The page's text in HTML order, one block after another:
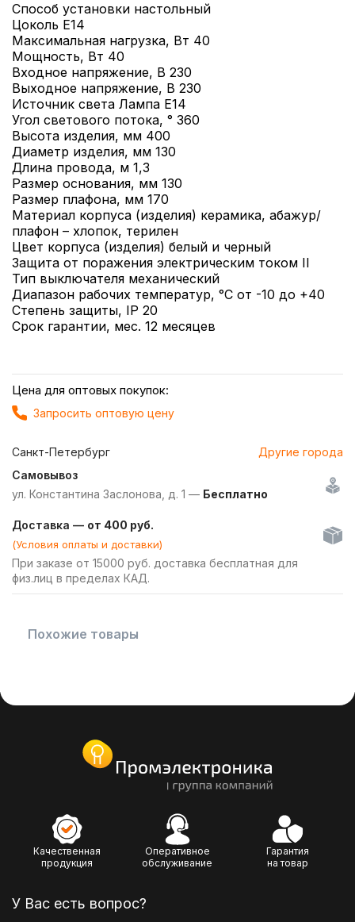
Способ установки настольный
Цоколь Е14
Максимальная нагрузка, Вт 40
Мощность, Вт 40
Входное напряжение, В 230
Выходное напряжение, В 230
Источник света Лампа Е14
Угол светового потока, ° 360
Высота изделия, мм 400
Диаметр изделия, мм 130
Длина провода, м 1,3
Размер основания, мм 130
Размер плафона, мм 170
Материал корпуса (изделия) керамика, абажур/
плафон – хлопок, терилен
Цвет корпуса (изделия) белый и черный
Защита от поражения электрическим током II
Тип выключателя механический
Диапазон рабочих температур, °С от -10 до +40
Степень защиты, IP 20
Срок гарантии, мес. 12 месяцев
Цена для оптовых покупок:
Запросить оптовую цену
Санкт-Петербург
Другие города
Самовывоз
ул. Константина Заслонова, д. 1 — Бесплатно
Доставка — от 400 руб.
(Условия оплаты и доставки)
При заказе от 15000 руб. доставка бесплатная для
физ.лиц в пределах КАД.
Похожие товары
Качественная
продукция
Оперативное
обслуживание
Гарантия
на товар
У Вас есть вопрос?